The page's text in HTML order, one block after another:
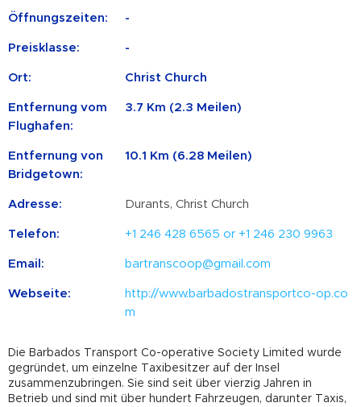
Öffnungszeiten: -
Preisklasse: -
Ort: Christ Church
Entfernung vom
Flughafen:
3.7 Km (2.3 Meilen)
Entfernung von
Bridgetown:
10.1 Km (6.28 Meilen)
Adresse: Durants, Christ Church
Telefon: +1 246 428 6565 or +1 246 230 9963
Email: bartranscoop@gmail.com
Webseite:
http://www.barbadostransportco-op.co
m
Die Barbados Transport Co-operative Society Limited wurde
gegründet, um einzelne Taxibesitzer auf der Insel
zusammenzubringen. Sie sind seit über vierzig Jahren in
Betrieb und sind mit über hundert Fahrzeugen, darunter Taxis,